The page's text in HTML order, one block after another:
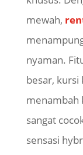
mewah,
nyaman.
besar, kursi
menambah
sangat
sensasi